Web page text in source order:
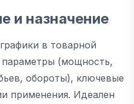
и назначение
в товарной
параметры (мощность,
обороты), ключевые
применения. Идеален